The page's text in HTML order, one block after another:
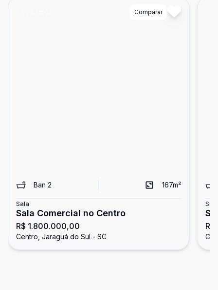
Comparar
Ban 2 167m²
Sala
Sala Comercial no Centro
R$ 1.800.000,00
Centro, Jaraguá do Sul - SC
Sala